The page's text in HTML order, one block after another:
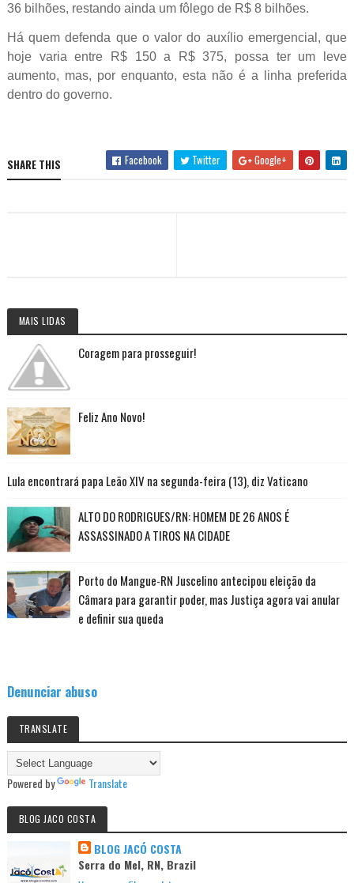
36 bilhões, restando ainda um fôlego de R$ 8 bilhões.
Há quem defenda que o valor do auxílio emergencial, que
hoje varia entre R$ 150 a R$ 375, possa ter um leve
aumento, mas, por enquanto, esta não é a linha preferida
dentro do governo.
SHARE THIS Facebook Twitter Google+
MAIS LIDAS
Coragem para prosseguir!
Feliz Ano Novo!
Lula encontrará papa Leão XIV na segunda-feira (13), diz Vaticano
ALTO DO RODRIGUES/RN: HOMEM DE 26 ANOS É
ASSASSINADO A TIROS NA CIDADE
Porto do Mangue-RN Juscelino antecipou eleição da
Câmara para garantir poder, mas Justiça agora vai anular
e definir sua queda
Denunciar abuso
TRANSLATE
Powered by Translate
BLOG JACO COSTA
BLOG JACÓ COSTA
Serra do Mel, RN, Brazil